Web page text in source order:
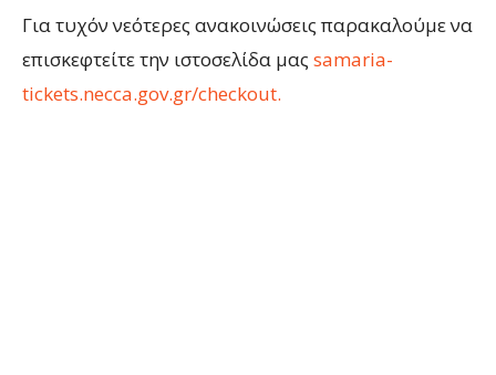
Για τυχόν νεότερες ανακοινώσεις παρακαλούμε να
επισκεφτείτε την ιστοσελίδα μας samaria-
tickets.necca.gov.gr/checkout.